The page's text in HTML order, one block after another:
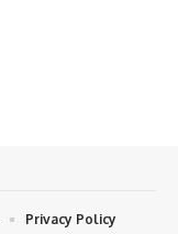
Privacy Policy